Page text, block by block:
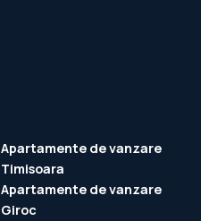
Apartamente de vanzare
Timisoara
Apartamente de vanzare
Giroc